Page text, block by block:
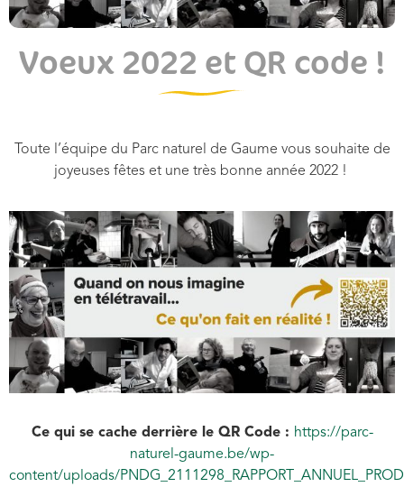
Voeux 2022 et QR code !
Toute l’équipe du Parc naturel de Gaume vous souhaite de
joyeuses fêtes et une très bonne année 2022 !
Ce qui se cache derrière le QR Code : https://parc-
naturel-gaume.be/wp-
content/uploads/